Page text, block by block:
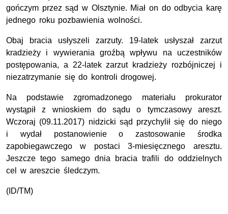
gończym przez sąd w Olsztynie. Miał on do odbycia karę
jednego roku pozbawienia wolności.
Obaj bracia usłyszeli zarzuty. 19-latek usłyszał zarzut
kradzieży i wywierania groźbą wpływu na uczestników
postępowania, a 22-latek zarzut kradzieży rozbójniczej i
niezatrzymanie się do kontroli drogowej.
Na podstawie zgromadzonego materiału prokurator
wystąpił z wnioskiem do sądu o tymczasowy areszt.
Wczoraj (09.11.2017) nidzicki sąd przychylił się do niego
i wydał postanowienie o zastosowanie środka
zapobiegawczego w postaci 3-miesięcznego aresztu.
Jeszcze tego samego dnia bracia trafili do oddzielnych
cel w areszcie śledczym.
(ID/TM)